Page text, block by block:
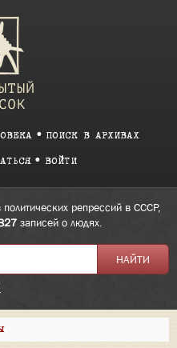
ПОИСК В АРХИВАХ
ВОЙТИ
репрессий в СССР,
записей о людях.